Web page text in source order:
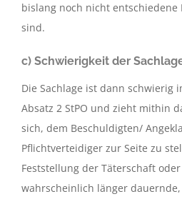
bislang noch nicht entschiedene
sind.
c) Schwierigkeit der
Die Sachlage ist dann schwierig
Absatz 2 StPO und zieht mithin
sich, dem Beschuldigten/
Pflichtverteidiger zur Seite zu
Feststellung der Täterschaft
wahrscheinlich länger